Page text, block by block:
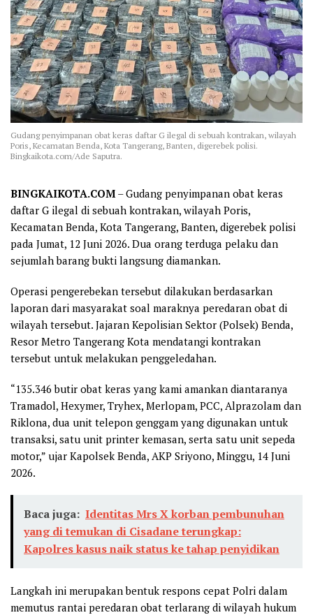
Gudang penyimpanan obat keras daftar G ilegal di sebuah kontrakan, wilayah
Poris, Kecamatan Benda, Kota Tangerang, Banten, digerebek polisi.
Bingkaikota.com/Ade Saputra.
BINGKAIKOTA.COM – Gudang penyimpanan obat keras
daftar G ilegal di sebuah kontrakan, wilayah Poris,
Kecamatan Benda, Kota Tangerang, Banten, digerebek polisi
pada Jumat, 12 Juni 2026. Dua orang terduga pelaku dan
sejumlah barang bukti langsung diamankan.
Operasi pengerebekan tersebut dilakukan berdasarkan
laporan dari masyarakat soal maraknya peredaran obat di
wilayah tersebut. Jajaran Kepolisian Sektor (Polsek) Benda,
Resor Metro Tangerang Kota mendatangi kontrakan
tersebut untuk melakukan penggeledahan.
“135.346 butir obat keras yang kami amankan diantaranya
Tramadol, Hexymer, Tryhex, Merlopam, PCC, Alprazolam dan
Riklona, dua unit telepon genggam yang digunakan untuk
transaksi, satu unit printer kemasan, serta satu unit sepeda
motor,” ujar Kapolsek Benda, AKP Sriyono, Minggu, 14 Juni
2026.
Baca juga: Identitas Mrs X korban pembunuhan
yang di temukan di Cisadane terungkap:
Kapolres kasus naik status ke tahap penyidikan
Langkah ini merupakan bentuk respons cepat Polri dalam
memutus rantai peredaran obat terlarang di wilayah hukum